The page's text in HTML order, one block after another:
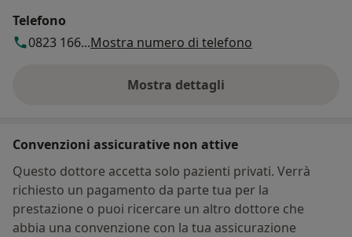
Telefono
0823 166...Mostra numero di telefono
Mostra dettagli
sull'indirizzo
Convenzioni assicurative non attive
Questo dottore accetta solo pazienti privati. Verrà
richiesto un pagamento da parte tua per la
prestazione o puoi ricercare un altro dottore che
abbia una convenzione con la tua assicurazione